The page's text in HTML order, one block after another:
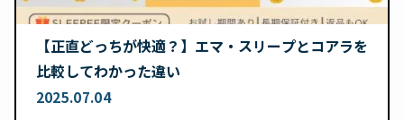
【正直どっちが快適？】エマ・スリープとコアラを
比較してわかった違い
2025.07.04